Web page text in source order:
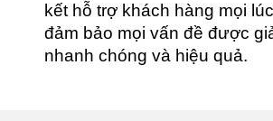
kết hỗ trợ khách hàng mọi
đảm bảo mọi vấn đề được
nhanh chóng và hiệu quả.